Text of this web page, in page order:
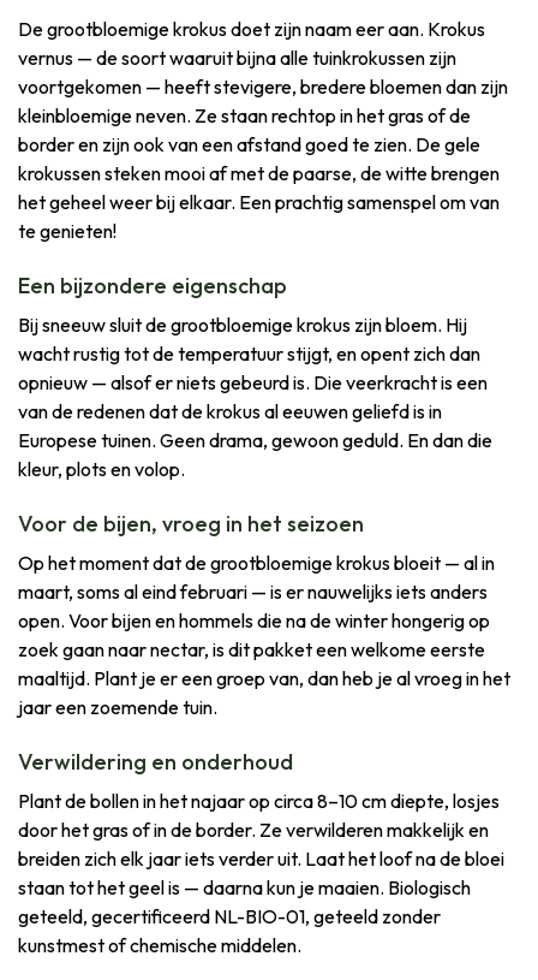
De grootbloemige krokus doet zijn naam eer aan. Krokus
vernus — de soort waaruit bijna alle tuinkrokussen zijn
voortgekomen — heeft stevigere, bredere bloemen dan zijn
kleinbloemige neven. Ze staan rechtop in het gras of de
border en zijn ook van een afstand goed te zien. De gele
krokussen steken mooi af met de paarse, de witte brengen
het geheel weer bij elkaar. Een prachtig samenspel om van
te genieten!
Een bijzondere eigenschap
Bij sneeuw sluit de grootbloemige krokus zijn bloem. Hij
wacht rustig tot de temperatuur stijgt, en opent zich dan
opnieuw — alsof er niets gebeurd is. Die veerkracht is een
van de redenen dat de krokus al eeuwen geliefd is in
Europese tuinen. Geen drama, gewoon geduld. En dan die
kleur, plots en volop.
Voor de bijen, vroeg in het seizoen
Op het moment dat de grootbloemige krokus bloeit — al in
maart, soms al eind februari — is er nauwelijks iets anders
open. Voor bijen en hommels die na de winter hongerig op
zoek gaan naar nectar, is dit pakket een welkome eerste
maaltijd. Plant je er een groep van, dan heb je al vroeg in het
jaar een zoemende tuin.
Verwildering en onderhoud
Plant de bollen in het najaar op circa 8–10 cm diepte, losjes
door het gras of in de border. Ze verwilderen makkelijk en
breiden zich elk jaar iets verder uit. Laat het loof na de bloei
staan tot het geel is — daarna kun je maaien. Biologisch
geteeld, gecertificeerd NL-BIO-01, geteeld zonder
kunstmest of chemische middelen.